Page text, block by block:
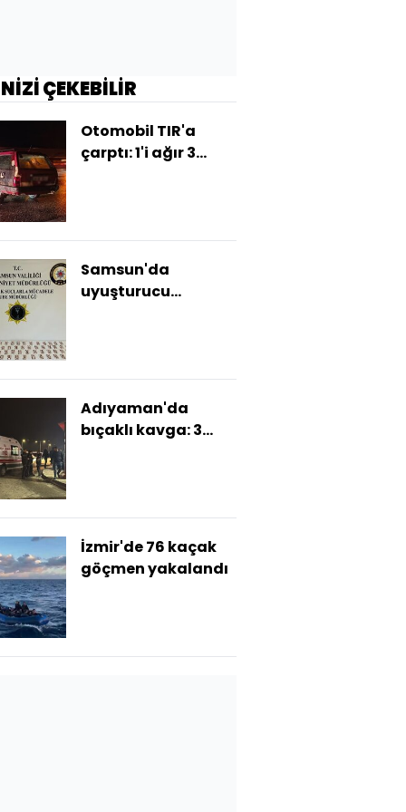
ÇEKEBİLİR
Otomobil TIR'a
çarptı: 1'i ağır 3
Samsun'da
uyuşturucu
Adıyaman'da
bıçaklı kavga: 3
İzmir'de 76 kaçak
göçmen yakalandı